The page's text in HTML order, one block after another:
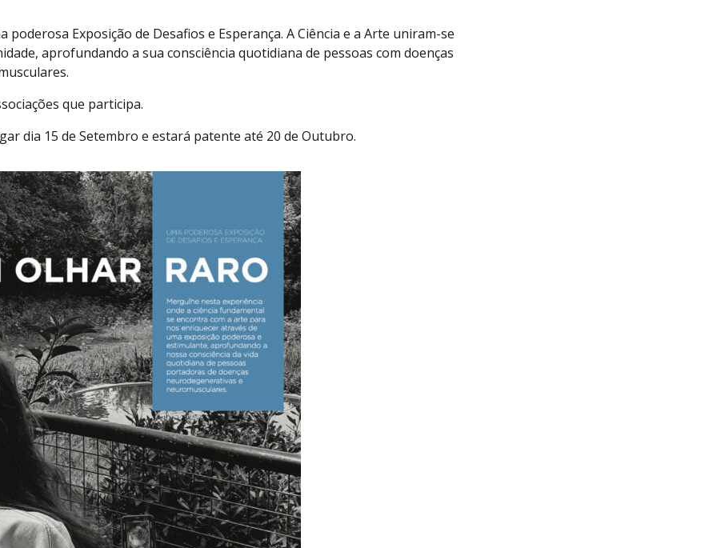
poderosa Exposição de Desafios e Esperança. A Ciência e a Arte uniram-se
aprofundando a sua consciência quotidiana de pessoas com doenças
que participa.
dia 15 de Setembro e estará patente até 20 de Outubro.